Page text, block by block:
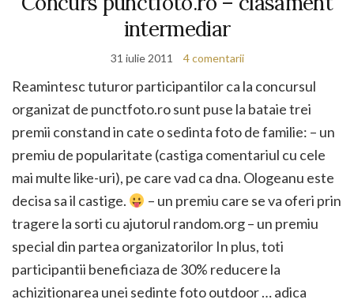
intermediar
31 iulie 2011 4 comentarii
Reamintesc tuturor participantilor ca la concursul
organizat de punctfoto.ro sunt puse la bataie trei
premii constand in cate o sedinta foto de familie: – un
premiu de popularitate (castiga comentariul cu cele
mai multe like-uri), pe care vad ca dna. Ologeanu este
decisa sa il castige.
– un premiu care se va oferi prin
tragere la sorti cu ajutorul random.org – un premiu
special din partea organizatorilor In plus, toti
participantii beneficiaza de 30% reducere la
achizitionarea unei sedinte foto outdoor … adica